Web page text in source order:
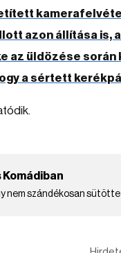
azon állítása
az üldözése
a sértett
Komádiban
nem szándékosan